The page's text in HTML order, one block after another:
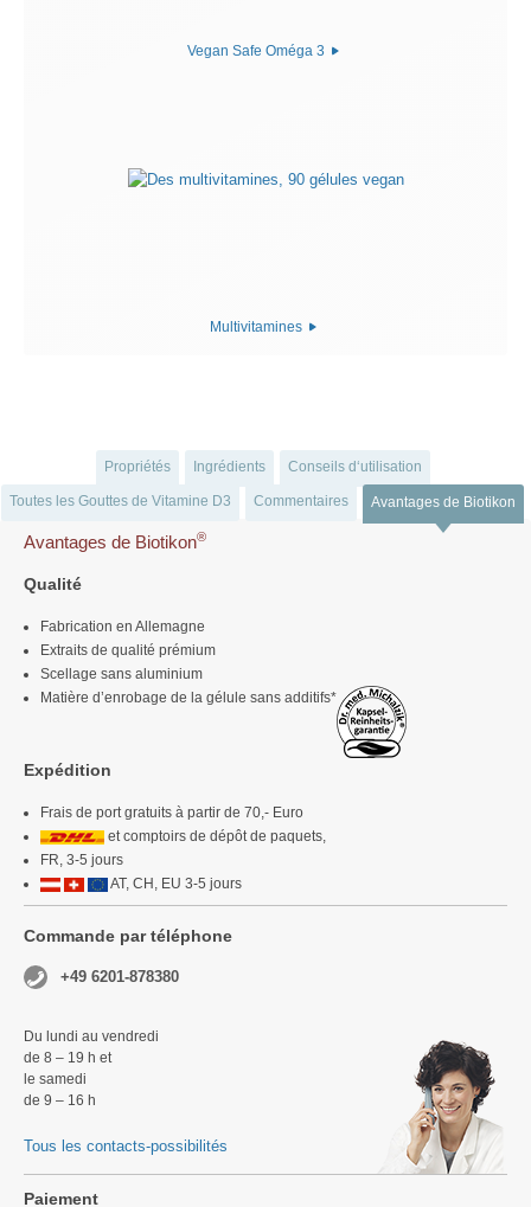
Vegan Safe Oméga 3
Multivitamines
Propriétés Ingrédients Conseils d‘utilisation
Toutes les Gouttes de Vitamine D3 Commentaires Avantages de Biotikon
Avantages de Biotikon®
Qualité
Fabrication en Allemagne
Extraits de qualité prémium
Scellage sans aluminium
Matière d’enrobage de la gélule sans additifs*
Expédition
Frais de port gratuits à partir de 70,- Euro
et comptoirs de dépôt de paquets,
FR, 3-5 jours
AT, CH, EU 3-5 jours
Commande par téléphone
+49 6201-878380
Du lundi au vendredi
de 8 – 19 h et
le samedi
de 9 – 16 h
Tous les contacts-possibilités
Paiement